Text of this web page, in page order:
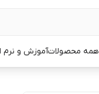
همه محصولاتآموزش و نرم